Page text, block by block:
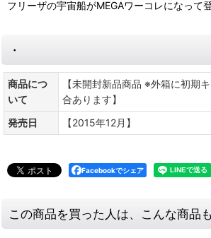
フリーザの宇宙船がMEGAワーコレになって
・
商品につ
いて
【未開封新品商品 ※外箱に初期
合あります】
発売日
【2015年12月】
Facebookでシェア
この商品を買った人は、こんな商品